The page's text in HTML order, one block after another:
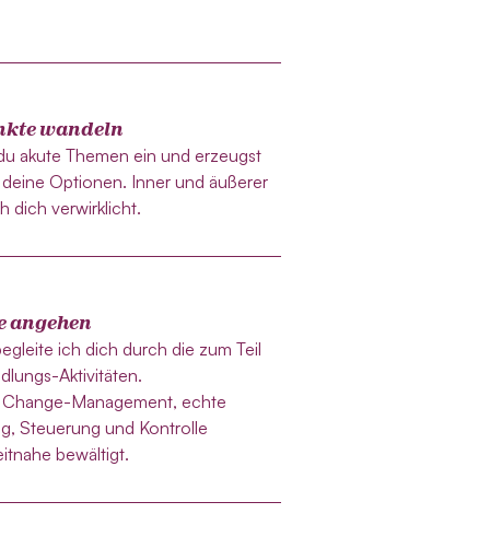
wandeln
akute Themen ein und erzeugst
Optionen. Inner und äußerer
dich verwirklicht.
angehen
ich dich durch die zum Teil
Aktivitäten.
Management, echte
Steuerung und Kontrolle
bewältigt.